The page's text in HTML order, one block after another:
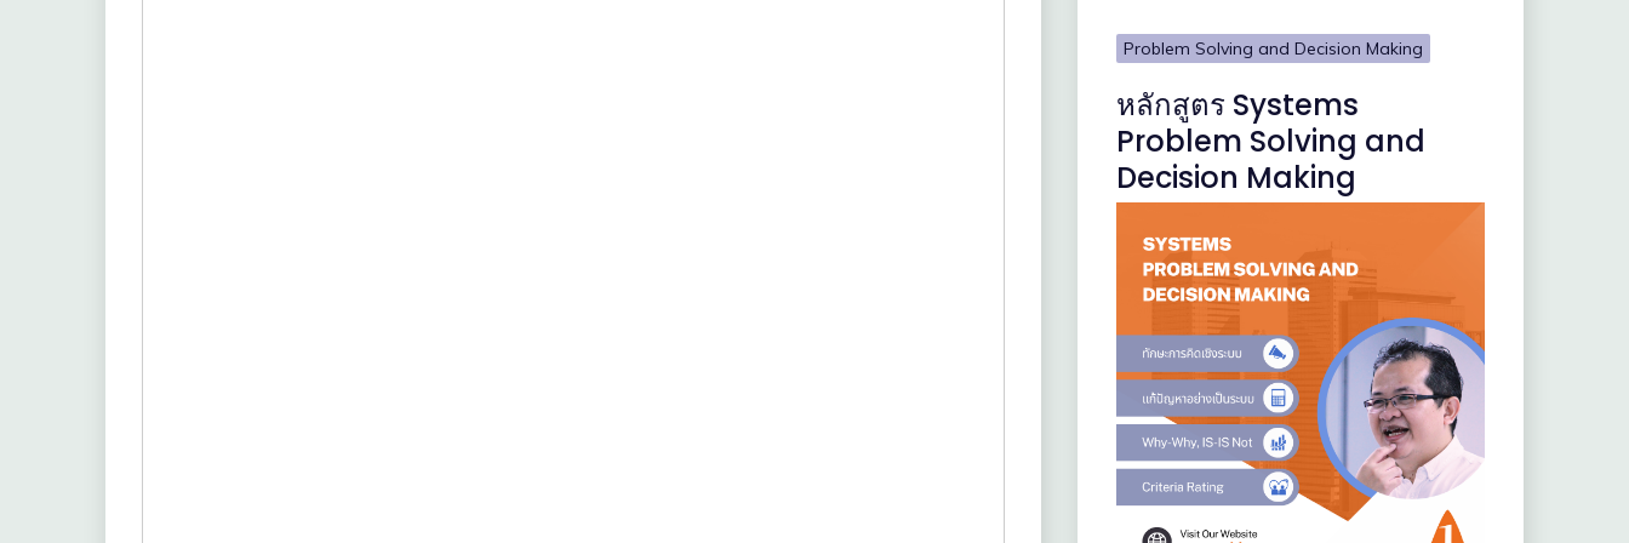
Problem Solving and Decision Making
หลักสูตร Systems
Problem Solving and
Decision Making